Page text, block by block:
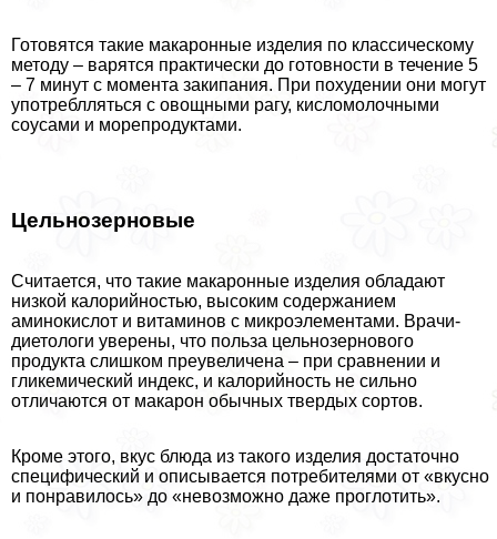
Готовятся такие макаронные изделия по классическому
методу – варятся пpaктически до готовности в течение 5
– 7 минут с момента закипания. При похудении они могут
употрeблляться с овощными рагу, кисломолочными
соусами и морепродуктами.
Цельнозерновые
Считается, что такие макаронные изделия обладают
низкой калорийностью, высоким содержанием
аминокислот и витаминов с микроэлементами. Врачи-
диетологи уверены, что польза цельнозернового
продукта слишком преувеличена – при сравнении и
гликемический индекс, и калорийность не сильно
отличаются от макарон обычных твердых сортов.
Кроме этого, вкус блюда из такого изделия достаточно
специфический и описывается потребителями от «вкусно
и понравилось» до «невозможно даже проглотить».